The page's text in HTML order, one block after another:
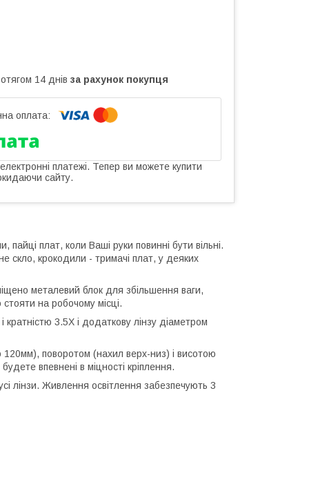
14 днів за рахунок покупця
платежі. Тепер ви можете купити
сайту.
плат, коли Ваші руки повинні бути вільні.
скло, крокодили - тримачі плат, у деяких
металевий блок для збільшення ваги,
на робочому місці.
3.5Х і додаткову лінзу діаметром
поворотом (нахил верх-низ) і висотою
впевнені в міцності кріплення.
лінзи. Живлення освітлення забезпечують 3